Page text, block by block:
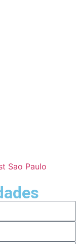
Sao Paulo